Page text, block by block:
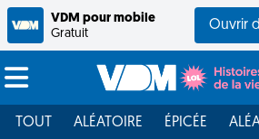
VDM pour mobile
Gratuit
Ouvrir
TOUT ALÉATOIRE ÉPICÉE